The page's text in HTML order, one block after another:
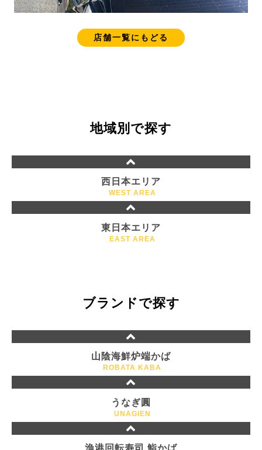
店舗一覧にもどる
地域別で探す
西日本エリア
WEST AREA
東日本エリア
EAST AREA
ブランドで探す
山陰海鮮炉端かば
ROBATA KABA
うなぎ圓
UNAGIEN
漁港回転寿司 鮨かば